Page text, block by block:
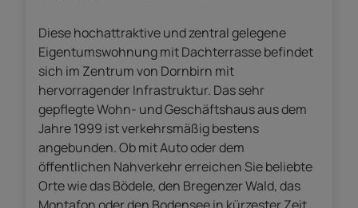
Diese hochattraktive und zentral gelegene
Eigentumswohnung mit Dachterrasse befindet
sich im Zentrum von Dornbirn mit
hervorragender Infrastruktur. Das sehr
gepflegte Wohn- und Geschäftshaus aus dem
Jahre 1999 ist verkehrsmäßig bestens
angebunden. Ob mit Auto oder dem
öffentlichen Nahverkehr erreichen Sie beliebte
Orte wie das Bödele, den Bregenzer Wald, das